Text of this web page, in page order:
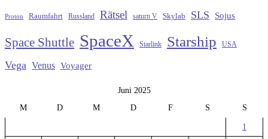
Proton Raumfahrt Russland Rätsel saturn V Skylab SLS Sojus
Space Shuttle SpaceX Starlink Starship USA
Vega Venus Voyager
Juni 2025
M
D M D F S S
1